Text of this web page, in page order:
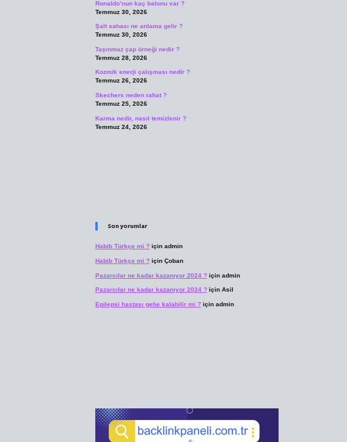
Ronaldo’nun kaç balonu var ?
Temmuz 30, 2026
Şalt sahası ne anlama gelir ?
Temmuz 30, 2026
Taşınmaz çap örneği nedir ?
Temmuz 28, 2026
Kozmik enerji çalışması nedir ?
Temmuz 26, 2026
Skechers neden rahat ?
Temmuz 25, 2026
Karma nedir, nasıl temizlenir ?
Temmuz 24, 2026
Son yorumlar
Habib Türkçe mi ?için admin
Habib Türkçe mi ?için Çoban
Pazarcılar ne kadar kazanıyor 2024 ?için admin
Pazarcılar ne kadar kazanıyor 2024 ?için Asil
Epilepsi hastası gebe kalabilir mi ?için admin